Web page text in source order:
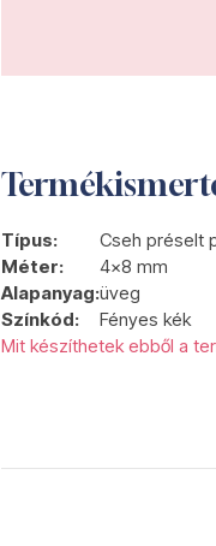
Típus:
Cseh préselt
Méter:
4x8 mm
Alapanyag:üveg
Színkód:
Fényes kék
Mit készíthetek ebből a